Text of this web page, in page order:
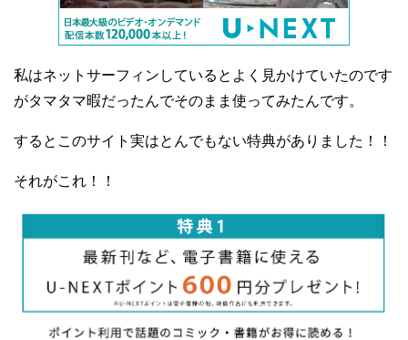
私はネットサーフィンしているとよく見かけていたのです
がタマタマ暇だったんでそのまま使ってみたんです。
するとこのサイト実はとんでもない特典がありました！！
それがこれ！！